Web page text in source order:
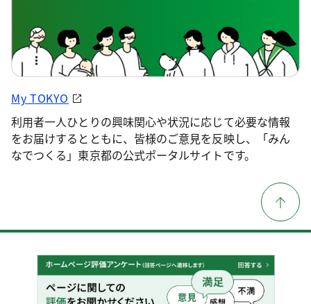
My TOKYO
利用者一人ひとりの興味関心や状況に応じて必要な情報
をお届けするとともに、皆様のご意見を反映し、「みん
なでつくる」東京都の公式ポータルサイトです。